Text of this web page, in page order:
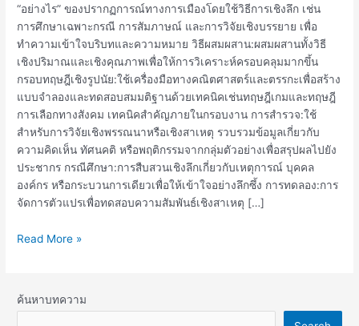
“อย่างไร” ของปรากฏการณ์ทางการเมืองโดยใช้วิธีการเชิงลึก เช่น
การศึกษาเฉพาะกรณี การสัมภาษณ์ และการวิจัยเชิงบรรยาย เพื่อ
ทำความเข้าใจบริบทและความหมาย วิธีผสมผสาน:ผสมผสานทั้งวิธี
เชิงปริมาณและเชิงคุณภาพเพื่อให้การวิเคราะห์ครอบคลุมมากขึ้น
กรอบทฤษฎีเชิงรูปนัย:ใช้เครื่องมือทางคณิตศาสตร์และตรรกะเพื่อสร้าง
แบบจำลองและทดสอบสมมติฐานด้วยเทคนิคเช่นทฤษฎีเกมและทฤษฎี
การเลือกทางสังคม เทคนิคสำคัญภายในกรอบงาน การสำรวจ:ใช้
สำหรับการวิจัยเชิงพรรณนาหรือเชิงสาเหตุ รวบรวมข้อมูลเกี่ยวกับ
ความคิดเห็น ทัศนคติ หรือพฤติกรรมจากกลุ่มตัวอย่างเพื่อสรุปผลไปยัง
ประชากร กรณีศึกษา:การสืบสวนเชิงลึกเกี่ยวกับเหตุการณ์ บุคคล
องค์กร หรือกระบวนการเดียวเพื่อให้เข้าใจอย่างลึกซึ้ง การทดลอง:การ
จัดการตัวแปรเพื่อทดสอบความสัมพันธ์เชิงสาเหตุ […]
Read More »
ค้นหาบทความ